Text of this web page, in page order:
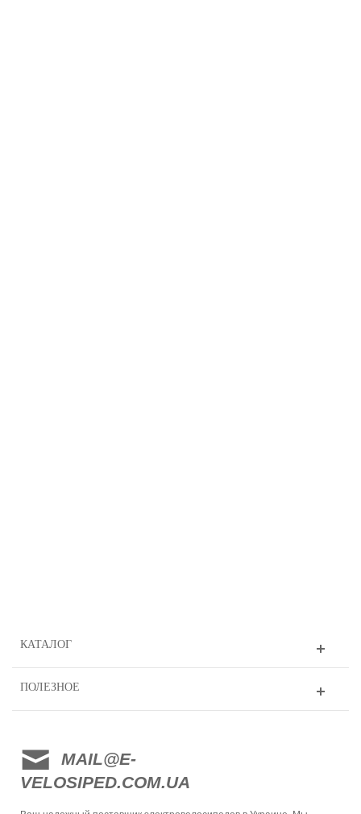
КАТАЛОГ
ПОЛЕЗНОЕ
MAIL@E-
VELOSIPED.COM.UA